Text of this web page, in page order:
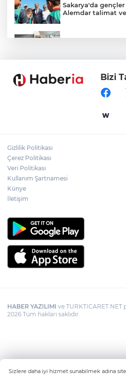
Sakarya'da
Alemdar talimat
CHP'de kongre
daha yeni il
Gebze'e 5 Başkan
Bizi
Gizlilik Politikası
Çerez Politikası
Veri Politikası
Kullanım Şartnamesi
Künye
İletişim
HABER YAZILIMI ve
2026 Tüm hakları saklıdır.
Sizlere daha iyi hizmet sunabilmek adına